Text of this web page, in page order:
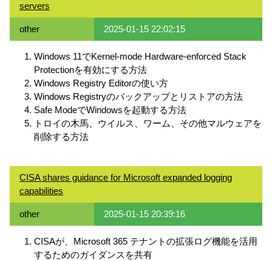
servers
other 2025-01-15 22:02:15
Windows 11でKernel-mode Hardware-enforced Stack
Protectionを有効にする方法
Windows Registry Editorの使い方
Windows Registryのバックアップとリストアの方法
Safe ModeでWindowsを起動する方法
トロイの木馬、ウイルス、ワーム、その他マルウェアを
削除する方法
CISA shares guidance for Microsoft expanded logging
capabilities
other 2025-01-15 20:39:16
CISAが、Microsoft 365 テナントの拡張ログ機能を活用
するためのガイダンスを共有